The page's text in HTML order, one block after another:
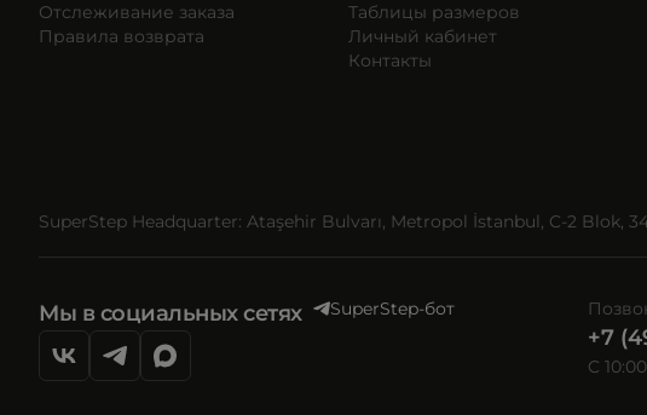
Отслеживание заказа
Правила возврата
Таблицы размеров
Личный кабинет
Контакты
SuperStep Headquarter: Ataşehir Bulvarı, Metropol İstanbul, C-2 Blok,
Мы в социальных сетях SuperStep-бот
+7
C